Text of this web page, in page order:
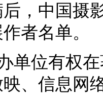
，中国摄
者名单。
单位有权
、信息网